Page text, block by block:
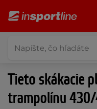
Tieto skákacie
trampolínu